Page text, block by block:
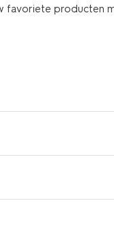
favoriete producten